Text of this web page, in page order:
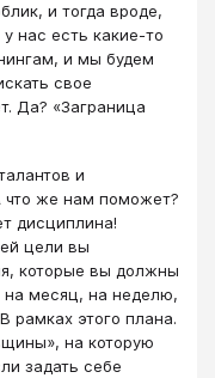
и тогда вроде,
нас есть какие-то
и мы будем
свое
Да? «Заграница
и
что же нам поможет?
дисциплина!
цели вы
которые вы должны
на месяц, на неделю,
рамках этого плана.
на которую
задать себе